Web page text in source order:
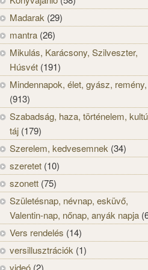
Madarak (29)
mantra (26)
Mikulás, Karácsony, Szilveszter,
Húsvét (191)
Mindennapok, élet, gyász,
(913)
Szabadság, haza, történelem,
táj (179)
Szerelem, kedvesemnek (34)
szeretet (10)
szonett (75)
Születésnap, névnap, esküvő,
Valentin-nap, nőnap, anyák napja
Vers rendelés (14)
versillusztrációk (1)
videó (2)